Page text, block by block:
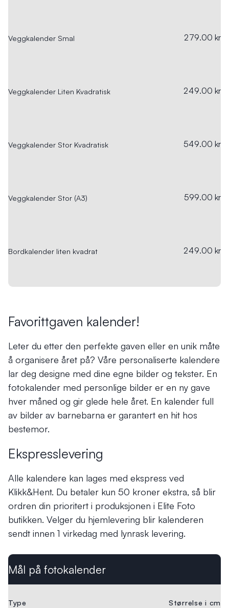
Veggkalender Smal 279.00 kr
Veggkalender Liten Kvadratisk 249.00 kr
Veggkalender Stor Kvadratisk 549.00 kr
Veggkalender Stor (A3) 599.00 kr
Bordkalender liten kvadrat 249.00 kr
Favorittgaven kalender!
Leter du etter den perfekte gaven eller en unik måte
å organisere året på? Våre personaliserte kalendere
lar deg designe med dine egne bilder og tekster. En
fotokalender med personlige bilder er en ny gave
hver måned og gir glede hele året. En kalender full
av bilder av barnebarna er garantert en hit hos
bestemor.
Ekspresslevering
Alle kalendere kan lages med ekspress ved
Klikk&Hent. Du betaler kun 50 kroner ekstra, så blir
ordren din prioritert i produksjonen i Elite Foto
butikken. Velger du hjemlevering blir kalenderen
sendt innen 1 virkedag med lynrask levering.
Mål på fotokalender
Type Størrelse i cm